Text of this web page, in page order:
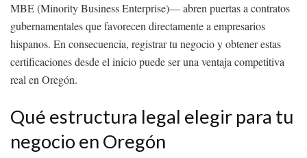
MBE (Minority Business Enterprise)— abren puertas a contratos
gubernamentales que favorecen directamente a empresarios
hispanos. En consecuencia, registrar tu negocio y obtener estas
certificaciones desde el inicio puede ser una ventaja competitiva
real en Oregón.
Qué estructura legal elegir para tu
negocio en Oregón